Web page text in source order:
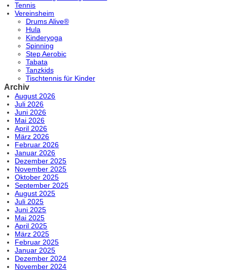
Tennis
Vereinsheim
Drums Alive®
Hula
Kinderyoga
Spinning
Step Aerobic
Tabata
Tanzkids
Tischtennis für Kinder
Archiv
August 2026
Juli 2026
Juni 2026
Mai 2026
April 2026
März 2026
Februar 2026
Januar 2026
Dezember 2025
November 2025
Oktober 2025
September 2025
August 2025
Juli 2025
Juni 2025
Mai 2025
April 2025
März 2025
Februar 2025
Januar 2025
Dezember 2024
November 2024